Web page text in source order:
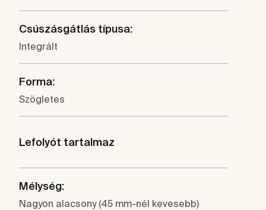
Csúszásgátlás típusa:
Integrált
Forma:
Szögletes
Lefolyót tartalmaz
Mélység:
Nagyon alacsony (45 mm-nél kevesebb)